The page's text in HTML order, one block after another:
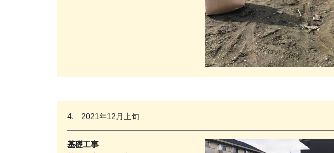
4. 2021年12月上旬
基礎工事